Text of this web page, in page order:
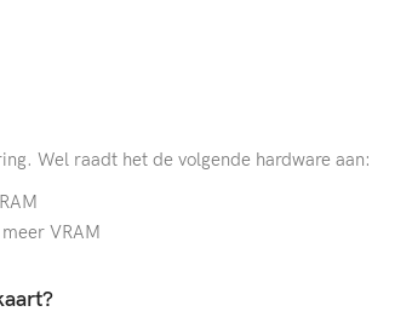
Wel raadt het de volgende hardware aan:
VRAM